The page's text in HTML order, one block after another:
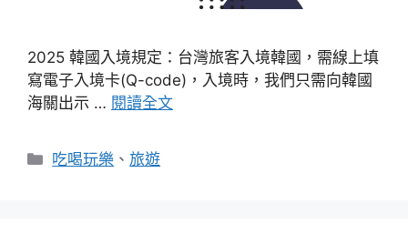
2025 韓國入境規定：台灣旅客入境韓國，需線上填
寫電子入境卡(Q-code)，入境時，我們只需向韓國
海關出示 … 閱讀全文
分
吃喝玩樂 、旅遊